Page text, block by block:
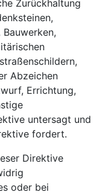
Zurückhaltung
Abzeichen
Errichtung,
untersagt und
fordert.
Direktive
oder bei